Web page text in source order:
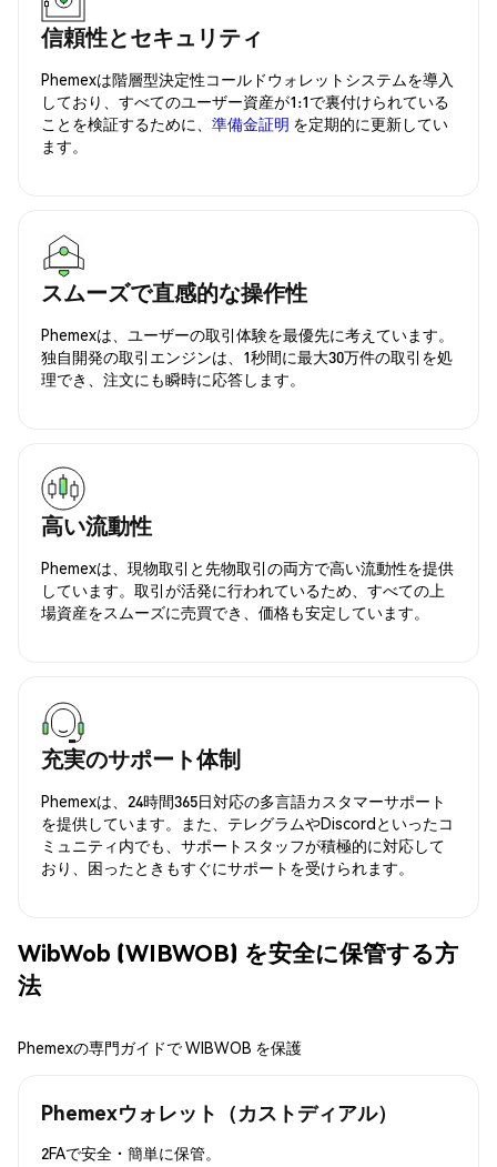
信頼性とセキュリティ
Phemexは階層型決定性コールドウォレットシステムを導入
しており、すべてのユーザー資産が1:1で裏付けられている
ことを検証するために、 準備金証明 を定期的に更新してい
ます。
スムーズで直感的な操作性
Phemexは、ユーザーの取引体験を最優先に考えています。
独自開発の取引エンジンは、1秒間に最大30万件の取引を処
理でき、注文にも瞬時に応答します。
高い流動性
Phemexは、現物取引と先物取引の両方で高い流動性を提供
しています。取引が活発に行われているため、すべての上
場資産をスムーズに売買でき、価格も安定しています。
充実のサポート体制
Phemexは、24時間365日対応の多言語カスタマーサポート
を提供しています。また、テレグラムやDiscordといったコ
ミュニティ内でも、サポートスタッフが積極的に対応して
おり、困ったときもすぐにサポートを受けられます。
WibWob (WIBWOB) を安全に保管する方
法
Phemexの専門ガイドで WIBWOB を保護
Phemexウォレット（カストディアル）
2FAで安全・簡単に保管。